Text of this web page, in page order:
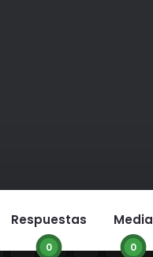
Respuestas
0
Media
0